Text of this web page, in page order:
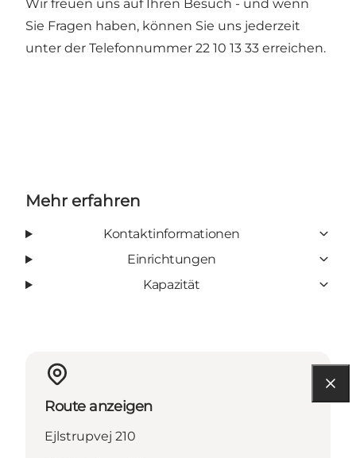
Wir freuen uns auf Ihren Besuch - und wenn
Sie Fragen haben, können Sie uns jederzeit
unter der Telefonnummer 22 10 13 33 erreichen.
Mehr erfahren
Kontaktinformationen
Einrichtungen
Kapazität
Route anzeigen
Ejlstrupvej 210